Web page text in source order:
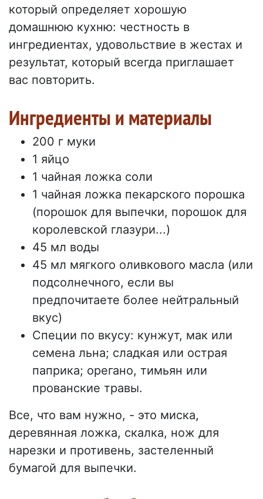
который определяет хорошую
домашнюю кухню: честность в
ингредиентах, удовольствие в жестах и
результат, который всегда приглашает
вас повторить.
Ингредиенты и материалы
200 г муки
1 яйцо
1 чайная ложка соли
1 чайная ложка пекарского порошка
(порошок для выпечки, порошок для
королевской глазури...)
45 мл воды
45 мл мягкого оливкового масла (или
подсолнечного, если вы
предпочитаете более нейтральный
вкус)
Специи по вкусу: кунжут, мак или
семена льна; сладкая или острая
паприка; орегано, тимьян или
прованские травы.
Все, что вам нужно, - это миска,
деревянная ложка, скалка, нож для
нарезки и противень, застеленный
бумагой для выпечки.